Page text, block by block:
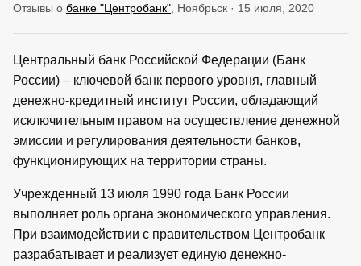
Отзывы о банке "Центробанк" , Ноябрьск · 15 июля, 2020
Центральный банк Российской Федерации (Банк
России) – ключевой банк первого уровня, главный
денежно-кредитный институт России, обладающий
исключительным правом на осуществление денежной
эмиссии и регулирования деятельности банков,
функционирующих на территории страны.
Учрежденный 13 июля 1990 года Банк России
выполняет роль органа экономического управления.
При взаимодействии с правительством Центробанк
разрабатывает и реализует единую денежно-